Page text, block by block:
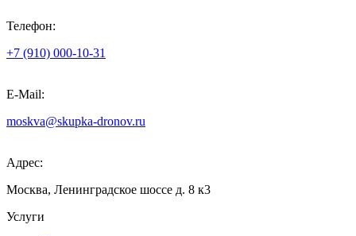
Телефон:
+7 (910) 000-10-31
E-Mail:
moskva@skupka-dronov.ru
Адрес:
Москва, Ленинградское шоссе д. 8 к3
Услуги